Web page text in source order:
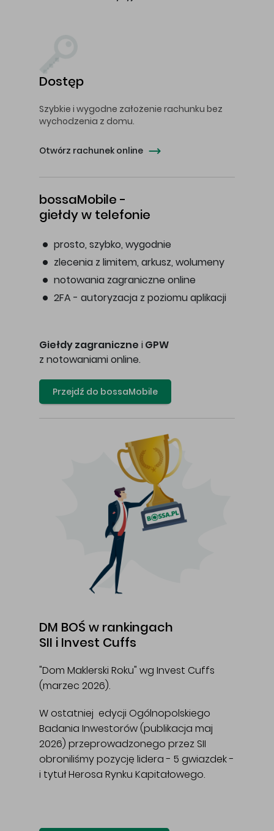
Dostęp
Szybkie i wygodne założenie rachunku bez
wychodzenia z domu.
Otwórz rachunek online
bossaMobile -
giełdy w telefonie
prosto, szybko, wygodnie
zlecenia z limitem, arkusz, wolumeny
notowania zagraniczne online
2FA - autoryzacja z poziomu aplikacji
Giełdy zagraniczne i GPW
z notowaniami online.
Przejdź do bossaMobile
DM BOŚ w rankingach
SII i Invest Cuffs
"Dom Maklerski Roku" wg Invest Cuffs
(marzec 2026).
W ostatniej edycji Ogólnopolskiego
Badania Inwestorów (publikacja maj
2026) przeprowadzonego przez SII
obroniliśmy pozycję lidera - 5 gwiazdek -
i tytuł Herosa Rynku Kapitałowego.